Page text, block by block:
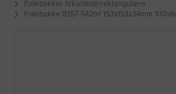
Foliebakker firkantede/rektangulære
Foliebakke 8357 542ml 153x153x34mm